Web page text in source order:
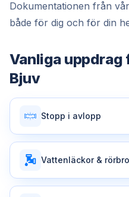
Dokumentationen från
både för dig och för din
Vanliga uppdrag
Bjuv
Stopp i avlopp
Vattenläckor &